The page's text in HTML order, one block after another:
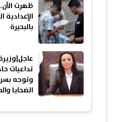
ظهرت
بالبحيرة
تداعيات
وتوجه
الضحايا